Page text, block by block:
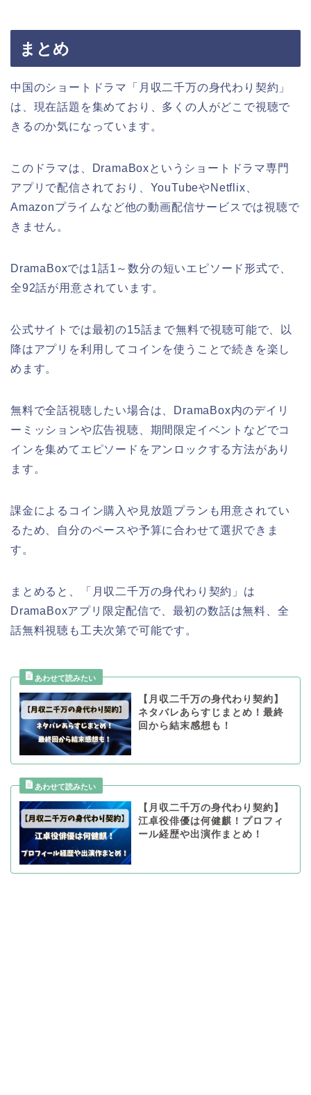
まとめ
中国のショートドラマ「月収二千万の身代わり契約」
は、現在話題を集めており、多くの人がどこで視聴で
きるのか気になっています。
このドラマは、DramaBoxというショートドラマ専門
アプリで配信されており、YouTubeやNetflix、
Amazonプライムなど他の動画配信サービスでは視聴で
きません。
DramaBoxでは1話1～数分の短いエピソード形式で、
全92話が用意されています。
公式サイトでは最初の15話まで無料で視聴可能で、以
降はアプリを利用してコインを使うことで続きを楽し
めます。
無料で全話視聴したい場合は、DramaBox内のデイリ
ーミッションや広告視聴、期間限定イベントなどでコ
インを集めてエピソードをアンロックする方法があり
ます。
課金によるコイン購入や見放題プランも用意されてい
るため、自分のペースや予算に合わせて選択できま
す。
まとめると、「月収二千万の身代わり契約」は
DramaBoxアプリ限定配信で、最初の数話は無料、全
話無料視聴も工夫次第で可能です。
【月収二千万の身代わり契約】
ネタバレあらすじまとめ！最終
回から結末感想も！
【月収二千万の身代わり契約】
江卓役俳優は何健麒！プロフィ
ール経歴や出演作まとめ！